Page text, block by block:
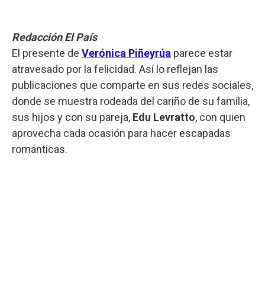
Redacción El País
El presente de Verónica Piñeyrúa parece estar
atravesado por la felicidad. Así lo reflejan las
publicaciones que comparte en sus redes sociales,
donde se muestra rodeada del cariño de su familia,
sus hijos y con su pareja, Edu Levratto, con quien
aprovecha cada ocasión para hacer escapadas
románticas.